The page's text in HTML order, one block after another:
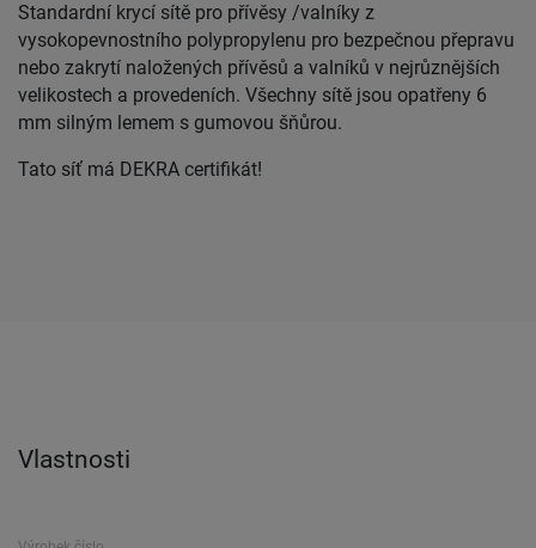
Standardní krycí sítě pro přívěsy /valníky z
vysokopevnostního polypropylenu pro bezpečnou přepravu
nebo zakrytí naložených přívěsů a valníků v nejrůznějších
velikostech a provedeních. Všechny sítě jsou opatřeny 6
mm silným lemem s gumovou šňůrou.
Tato síť má DEKRA certifikát!
Vlastnosti